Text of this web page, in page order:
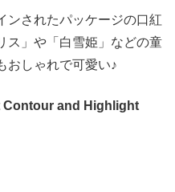
ンされたパッケージの口紅
ス」や「白雪姫」などの童
おしゃれで可愛い♪
Contour and Highlight